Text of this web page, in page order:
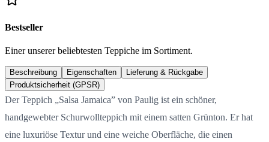
Bestseller
Einer unserer beliebtesten Teppiche im Sortiment.
Beschreibung Eigenschaften
Lieferung & Rückgabe
Produktsicherheit (GPSR)
Der Teppich „Salsa Jamaica” von Paulig ist ein schöner,
handgewebter Schurwollteppich mit einem satten Grünton. Er hat
eine luxuriöse Textur und eine weiche Oberfläche, die einen